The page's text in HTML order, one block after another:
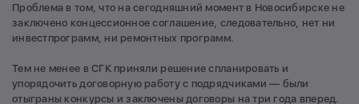
Проблема в том, что на сегодняшний момент в Новосибирске не
заключено концессионное соглашение, следовательно, нет ни
инвестпрограмм, ни ремонтных программ.
Тем не менее в СГК приняли решение спланировать и
упорядочить договорную работу с подрядчиками — были
отыграны конкурсы и заключены договоры на три года вперед.